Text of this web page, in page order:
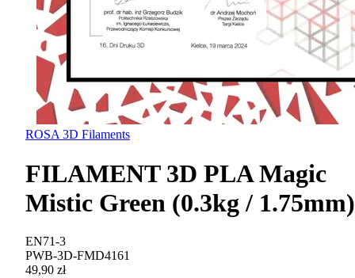
ROSA 3D Filaments
FILAMENT 3D PLA Magic
Mistic Green (0.3kg / 1.75mm)
EN71-3
PWB-3D-FMD4161
49,90 zł